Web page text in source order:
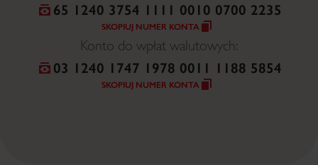
65 1240 3754 1111 0010 0700 2235
SKOPIUJ NUMER KONTA
Konto do wpłat walutowych:
03 1240 1747 1978 0011 1188 5854
SKOPIUJ NUMER KONTA